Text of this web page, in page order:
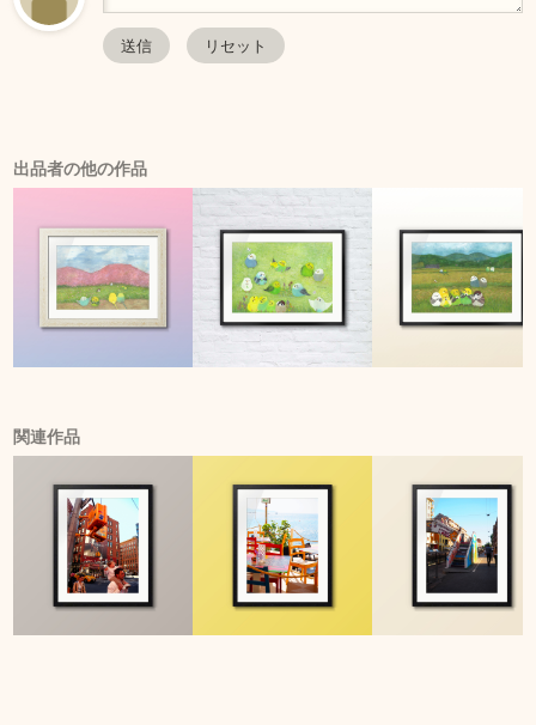
出品者の他の作品
関連作品